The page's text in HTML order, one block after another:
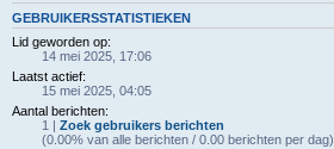
GEBRUIKERSSTATISTIEKEN
Lid geworden op:
14 mei 2025, 17:06
Laatst actief:
15 mei 2025, 04:05
Aantal berichten:
1 | Zoek gebruikers berichten
(0.00% van alle berichten / 0.00 berichten per dag)